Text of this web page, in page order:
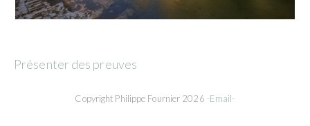
Présenter des preuves
Copyright Philippe Fournier 2026 -Email-